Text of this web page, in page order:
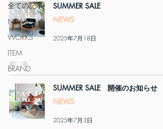
全ての記事
NEWS
WORKS
ITEM
BRAND
SUMMER SALE
NEWS
2025年7月18日
SUMMER SALE 開催のお知らせ
NEWS
2025年7月3日